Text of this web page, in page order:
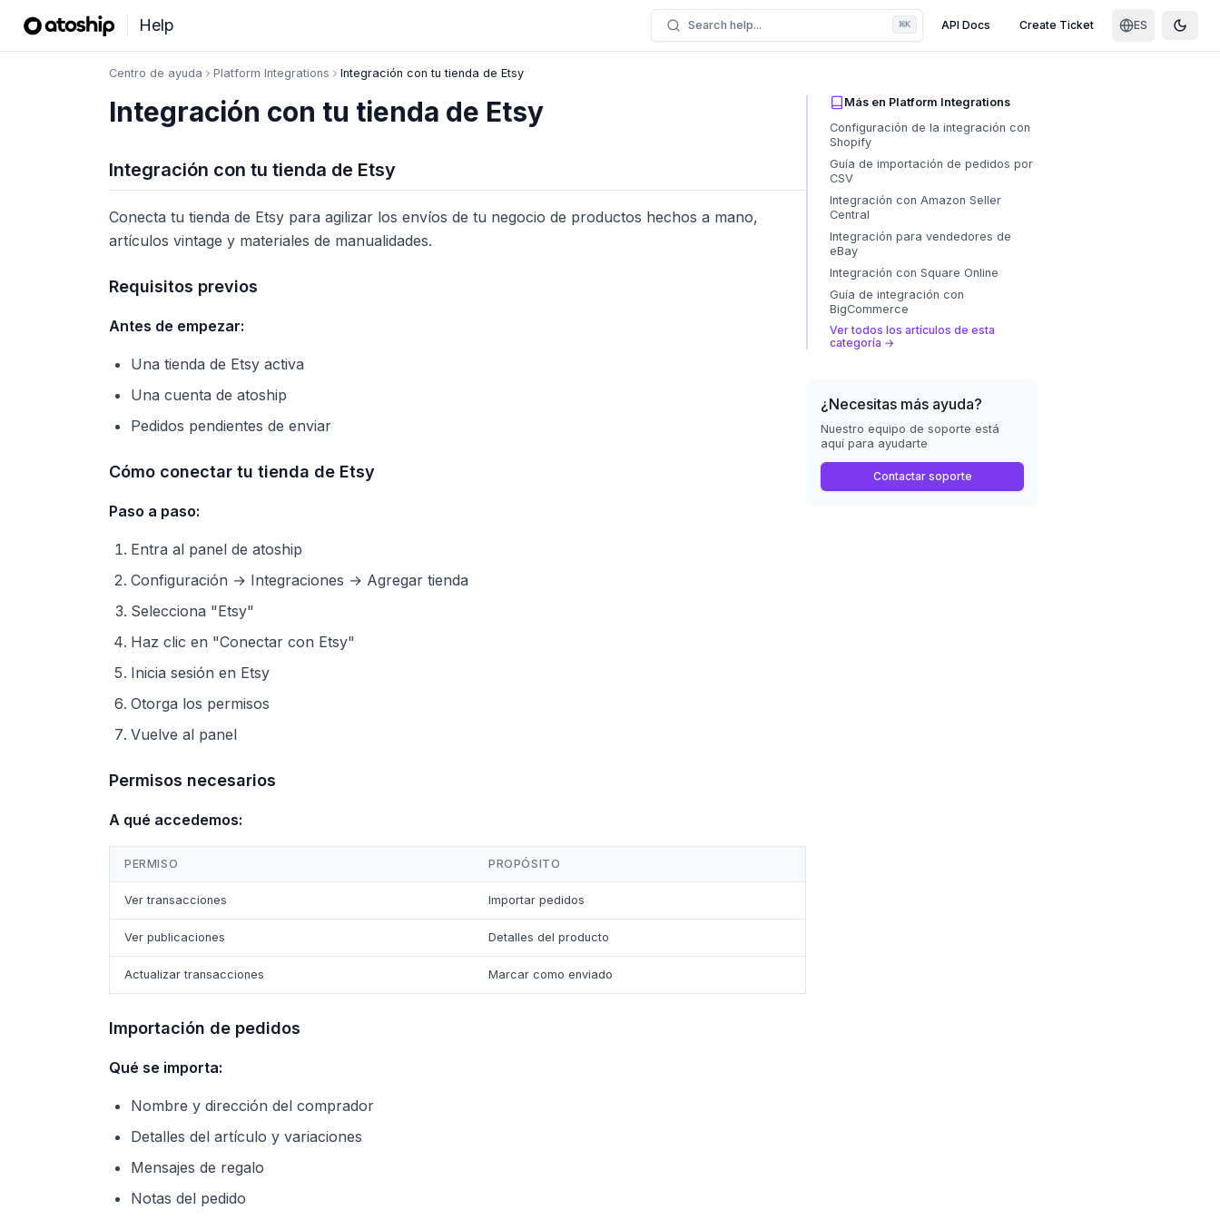
Help Search help... ⌘K API Docs Create Ticket ES Toggle
Centro de ayuda Platform Integrations Integración con tu tienda de Etsy
Integración con tu tienda de Etsy
Integración con tu tienda de Etsy
Conecta tu tienda de Etsy para agilizar los envíos de tu negocio de productos hechos a mano,
artículos vintage y materiales de manualidades.
Requisitos previos
Antes de empezar:
Una tienda de Etsy activa
Una cuenta de atoship
Pedidos pendientes de enviar
Cómo conectar tu tienda de Etsy
Paso a paso:
Entra al panel de atoship
Configuración → Integraciones → Agregar tienda
Selecciona "Etsy"
Haz clic en "Conectar con Etsy"
Inicia sesión en Etsy
Otorga los permisos
Vuelve al panel
Permisos necesarios
A qué accedemos:
PERMISO PROPÓSITO
Ver transacciones Importar pedidos
Ver publicaciones Detalles del producto
Actualizar transacciones Marcar como enviado
Importación de pedidos
Qué se importa:
Nombre y dirección del comprador
Detalles del artículo y variaciones
Mensajes de regalo
Notas del pedido
Más en Platform Integrations
Configuración de la integración con
Shopify
Guía de importación de pedidos por
CSV
Integración con Amazon Seller
Central
Integración para vendedores de
eBay
Integración con Square Online
Guía de integración con
BigCommerce
Ver todos los artículos de esta
categoría →
¿Necesitas más ayuda?
Nuestro equipo de soporte está
aquí para ayudarte
Contactar soporte